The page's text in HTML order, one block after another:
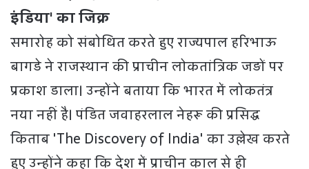
इंडिया' का जिक्र
समारोह को संबोधित करते हुए राज्यपाल हरिभाऊ
बागडे ने राजस्थान की प्राचीन लोकतांत्रिक जड़ों पर
प्रकाश डाला। उन्होंने बताया कि भारत में लोकतंत्र
नया नहीं है। पंडित जवाहरलाल नेहरू की प्रसिद्ध
किताब 'The Discovery of India' का उल्लेख करते
हुए उन्होंने कहा कि देश में प्राचीन काल से ही